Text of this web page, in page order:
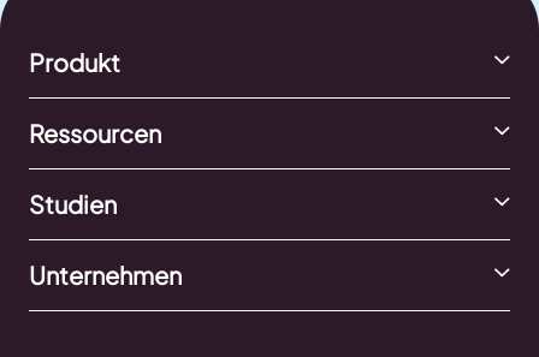
Produkt
Ressourcen
Studien
Unternehmen